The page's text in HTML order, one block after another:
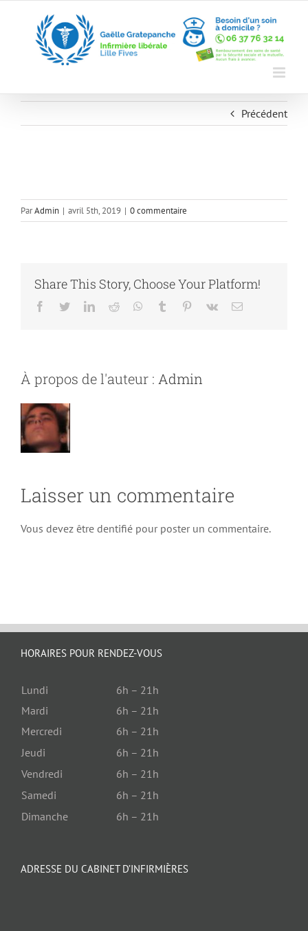
Précédent
ParAdmin | avril 5th, 2019 | 0 commentaire
Share This Story, Choose Your Platform!
Facebook
TwitterLinkedIn
Reddit Whatsapp
Tumblr Pinterest
Vk Email
À propos de l'auteur : Admin
Laisser un commentaire
Vous devez être dentifié pour poster un commentaire.
HORAIRES POUR RENDEZ-VOUS
Lundi
6h – 21h
Mardi
6h – 21h
Mercredi
6h – 21h
Jeudi
6h – 21h
Vendredi
6h – 21h
Samedi
6h – 21h
Dimanche
6h – 21h
ADRESSE DU CABINET D’INFIRMIÈRES